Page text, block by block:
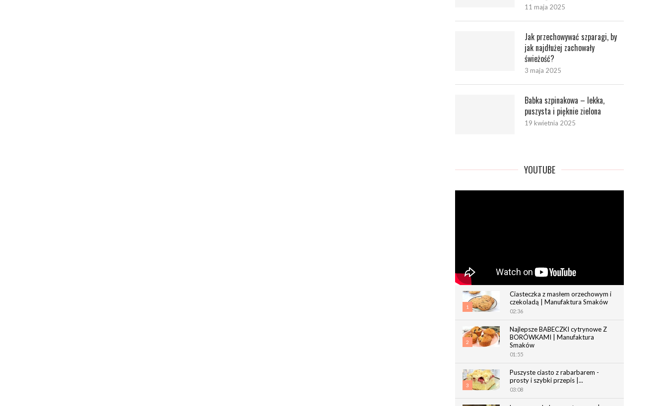
11 maja 2025
Jak przechowywać szparagi, by
jak najdłużej zachowały
świeżość?
3 maja 2025
Babka szpinakowa – lekka,
puszysta i pięknie zielona
19 kwietnia 2025
YOUTUBE
1
Ciasteczka z masłem orzechowym i
czekoladą | Manufaktura Smaków
02:36
2
Najlepsze BABECZKI cytrynowe Z
BORÓWKAMI | Manufaktura
Smaków
01:55
3
Puszyste ciasto z rabarbarem -
prosty i szybki przepis |...
03:08